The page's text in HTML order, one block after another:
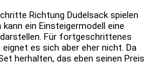
Richtung Dudelsack spielen
ein Einsteigermodell eine
Für fortgeschrittenes
es sich aber eher nicht. Da
herhalten, das eben seinen Preis